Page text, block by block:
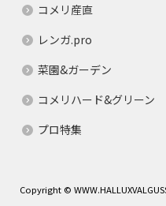
コメリ産直
レンガ.pro
菜園&ガーデン
コメリハード&グリーン
プロ特集
Copyright ©